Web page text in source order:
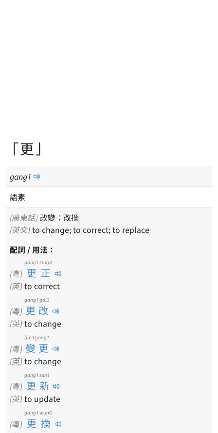
「更」
gang1
語素
(廣東話) 改變；改換
(英文) to change; to correct; to replace
配詞 / 用法：
(粵) 更正
gang1 zing3
(英) to correct
(粵) 更改
gang1 goi2
(英) to change
(粵) 變更
bin3 gang1
(英) to change
(粵) 更新
gang1 san1
(英) to update
(粵) 更換
gang1 wun6